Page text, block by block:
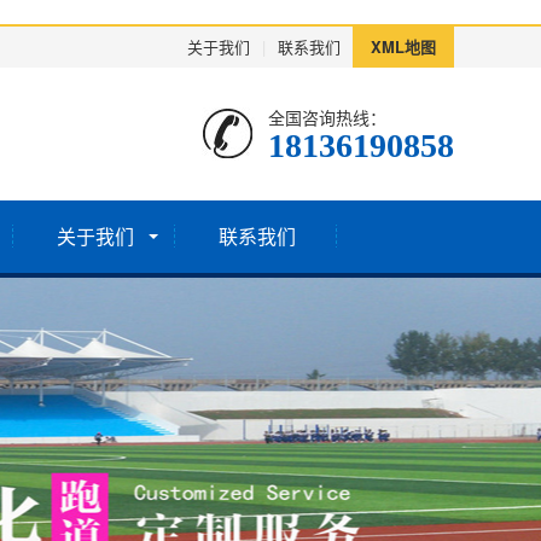
关于我们 联系我们 XML地图
全国咨询热线：
18136190858
关于我们 联系我们